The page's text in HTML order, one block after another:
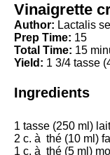
Vinaigrette
Author: Lactalis
Prep Time: 15
Total Time: 15
Yield: 1 3/4 tasse
Ingredients
1 tasse (250 ml) lait
2 c. à thé (10 ml)
1 c. à thé (5 ml)